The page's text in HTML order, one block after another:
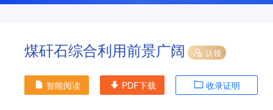
煤矸石综合利用前景广阔 认领
智能阅读 PDF下载 收录证明